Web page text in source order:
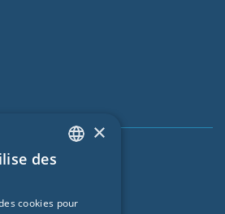
ENGLISH
×
des
cookies pour